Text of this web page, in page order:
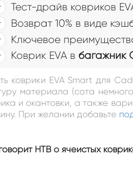
Тест-драйв ковриков
Возврат 10% в виде
Ключевое
Коврик EVA в багажник
коврики EVA Smart для
материала (сота
и окантовки, а также
При желании добавьте
НТВ о ячеистых